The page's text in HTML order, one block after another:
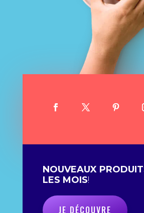
NOUVEAUX
LES MOIS!
JE DÉCOUVRE